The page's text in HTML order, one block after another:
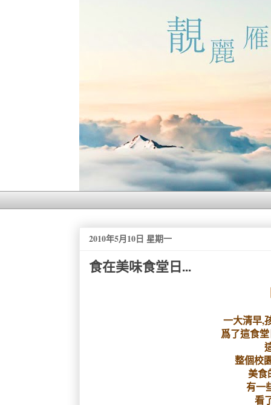
2010年5月10日 星期一
食在美味食堂日...
一大清早,
爲了這食
整個校
美食
有一
看